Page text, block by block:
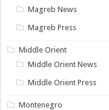
Magreb News
Magreb Press
Middle Orient
Middle Orient News
Middle Orient Press
Montenegro